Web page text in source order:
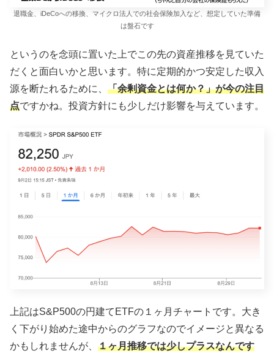
退職金、iDeCoへの移換、マイクロ法人での社会保険加入など、想定していた準備
は盤石です
というのを念頭に置いた上でこの先の資産推移を見ていた
だくと面白いかと思います。特に定期的かつ安定した収入
源を断たれるために、 「余剰資金とは何か？」が今の注目
点ですかね。投資方針にも少しだけ影響を与えています。
上記はS&P500の円建てETFの１ヶ月チャートです。大き
く下がり始めた途中からのグラフなのでイメージと異なる
かもしれませんが、 １ヶ月推移では少しプラスなんです